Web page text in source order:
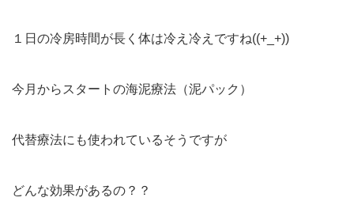
１日の冷房時間が長く体は冷え冷えですね((+_+))
今月からスタートの海泥療法（泥パック）
代替療法にも使われているそうですが
どんな効果があるの？？